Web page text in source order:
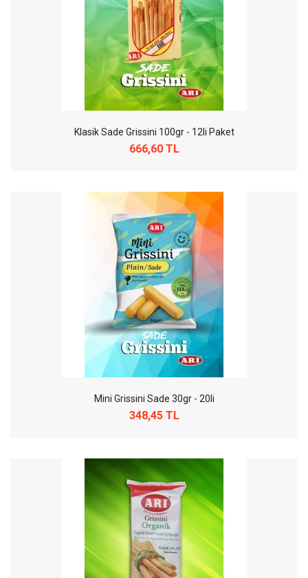
Klasik Sade Grissini 100gr - 12li Paket
666,60 TL
Mini Grissini Sade 30gr - 20li
348,45 TL